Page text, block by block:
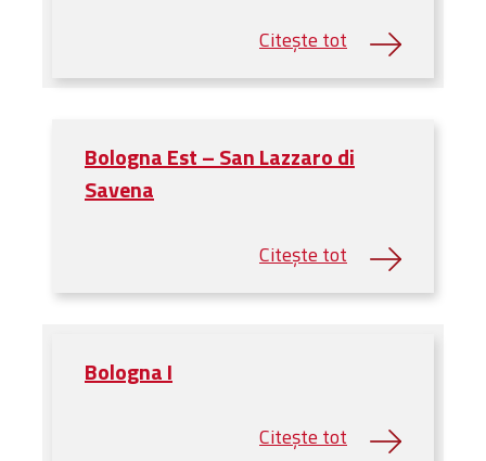
Bologna Est – San Lazzaro di
Savena
Bologna I